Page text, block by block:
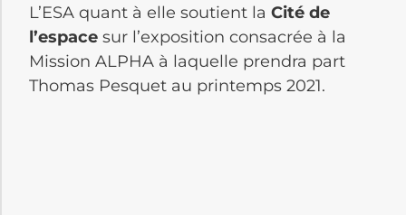
L’ESA quant à elle soutient la Cité de
l’espace sur l’exposition consacrée à la
Mission ALPHA à laquelle prendra part
Thomas Pesquet au printemps 2021.